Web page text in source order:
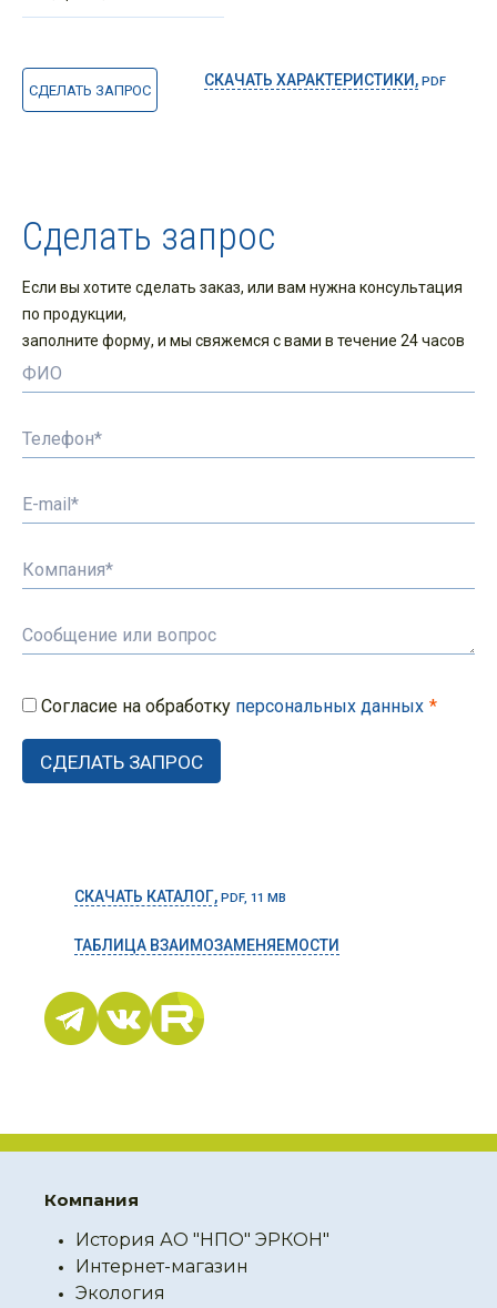
СДЕЛАТЬ ЗАПРОС
СКАЧАТЬ ХАРАКТЕРИСТИКИ, PDF
Сделать запрос
Если вы хотите сделать заказ, или вам нужна консультация
по продукции,
заполните форму, и мы свяжемся с вами в течение 24 часов
Согласие на обработку персональных данных
СКАЧАТЬ КАТАЛОГ, PDF, 11 MB
ТАБЛИЦА ВЗАИМОЗАМЕНЯЕМОСТИ
Компания
История АО "НПО" ЭРКОН"
Интернет-магазин
Экология